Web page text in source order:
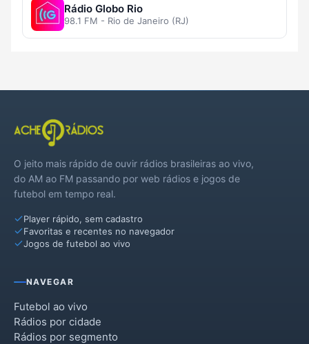
Rádio Globo Rio
98.1 FM - Rio de Janeiro (RJ)
O jeito mais rápido de ouvir rádios brasileiras ao vivo,
do AM ao FM passando por web rádios e jogos de
futebol em tempo real.
Player rápido, sem cadastro
Favoritas e recentes no navegador
Jogos de futebol ao vivo
NAVEGAR
Futebol ao vivo
Rádios por cidade
Rádios por segmento